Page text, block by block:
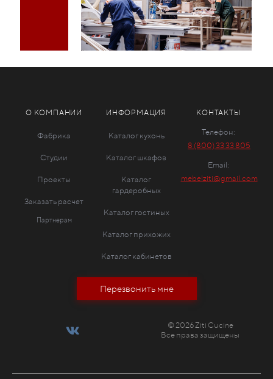
О КОМПАНИИ
Фабрика
Студии
Проекты
Заказать расчет
Партнерам
ИНФОРМАЦИЯ
Каталог кухонь
Каталог шкафов
Каталог
гардеробных
Каталог гостиных
Каталог прихожих
Каталог кабинетов
КОНТАКТЫ
Телефон:
8 (800) 33 33 805
Email:
mebelziti@gmail.com
Перезвонить мне
© 2026 Ziti Cucine
Все права защищены